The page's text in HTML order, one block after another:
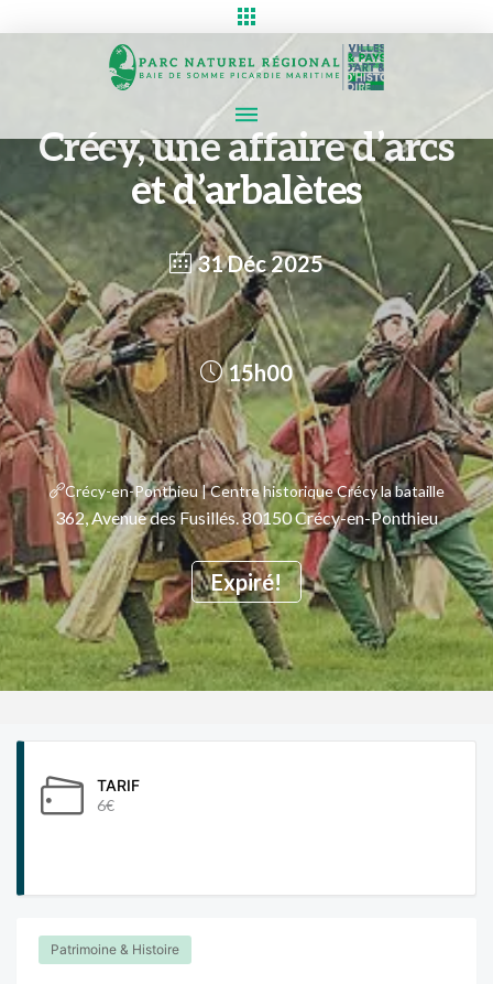
Crécy, une affaire d’arcs
et d’arbalètes
31 Déc 2025
Expiré!
15h00
Crécy-en-Ponthieu | Centre historique Crécy la bataille
362, Avenue des Fusillés. 80150 Crécy-en-Ponthieu
TARIF
6€
Patrimoine & Histoire